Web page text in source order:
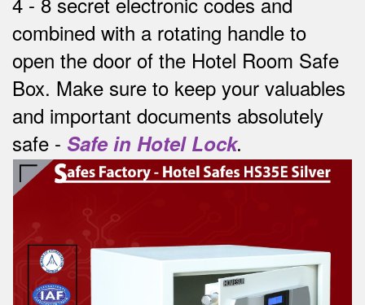
combined with a rotating handle to
open the door of the Hotel Room Safe
Box. Make sure to keep your valuables
and important documents absolutely
safe - Safe in Hotel Lock.